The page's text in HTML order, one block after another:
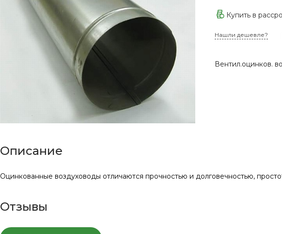
Купить в
Нашли дешевле?
Вентил.оцинков.
Описание
Оцинкованные воздуховоды отличаются прочностью и долговечностью,
Отзывы